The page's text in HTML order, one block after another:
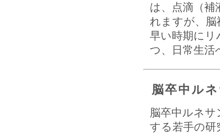
は、点滴（補
れますが、
早い時期にリ
つ、日常生
脳卒中ル
脳卒中ルネ
する若手の研